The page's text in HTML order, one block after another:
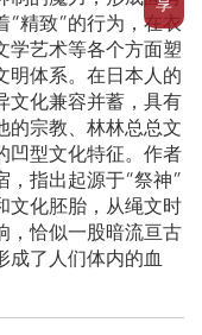
享
“精致”的行为，在衣
学艺术等各个方面塑
明体系。在日本人的
文化兼容并蓄，具有
的宗教、林林总总文
凹型文化特征。作者
，指出起源于“祭神”
文化胚胎，从绳文时
，恰似一股暗流亘古
成了人们体内的血